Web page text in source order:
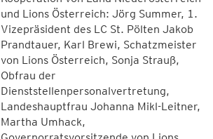
und Lions Österreich: Jörg Summer, 1.
Vizepräsident des LC St. Pölten Jakob
Prandtauer, Karl Brewi, Schatzmeister
von Lions Österreich, Sonja Strauß,
Obfrau der
Dienststellenpersonalvertretung,
Landeshauptfrau Johanna Mikl-Leitner,
Martha Umhack,